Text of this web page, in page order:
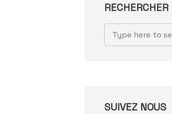
RECHERCHER
SUIVEZ NOUS